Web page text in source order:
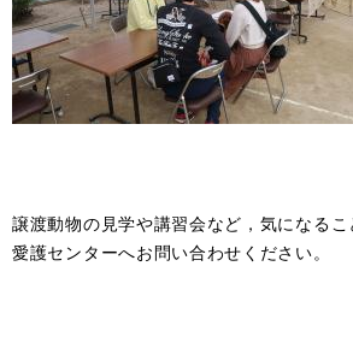
譲渡動物の見学や講習会など，気になる
愛護センターへお問い合わせください。